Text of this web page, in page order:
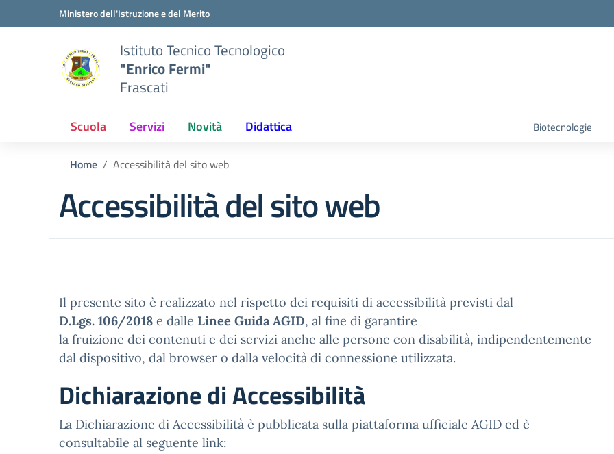
Vai ai contenuti
Vai al menu di navigazioneMinistero dell'Istruzione e del Merito
Istituto Tecnico Tecnologico
"Enrico Fermi"
Frascati
Scuola Servizi Novità Didattica Biotecnologie
Home Accessibilità del sito web
Accessibilità del sito web
Il presente sito è realizzato nel rispetto dei requisiti di accessibilità previsti dal
D.Lgs. 106/2018 e dalle Linee Guida AGID, al fine di garantire
la fruizione dei contenuti e dei servizi anche alle persone con disabilità, indipendentemente
dal dispositivo, dal browser o dalla velocità di connessione utilizzata.
Dichiarazione di Accessibilità
La Dichiarazione di Accessibilità è pubblicata sulla piattaforma ufficiale AGID ed è
consultabile al seguente link: